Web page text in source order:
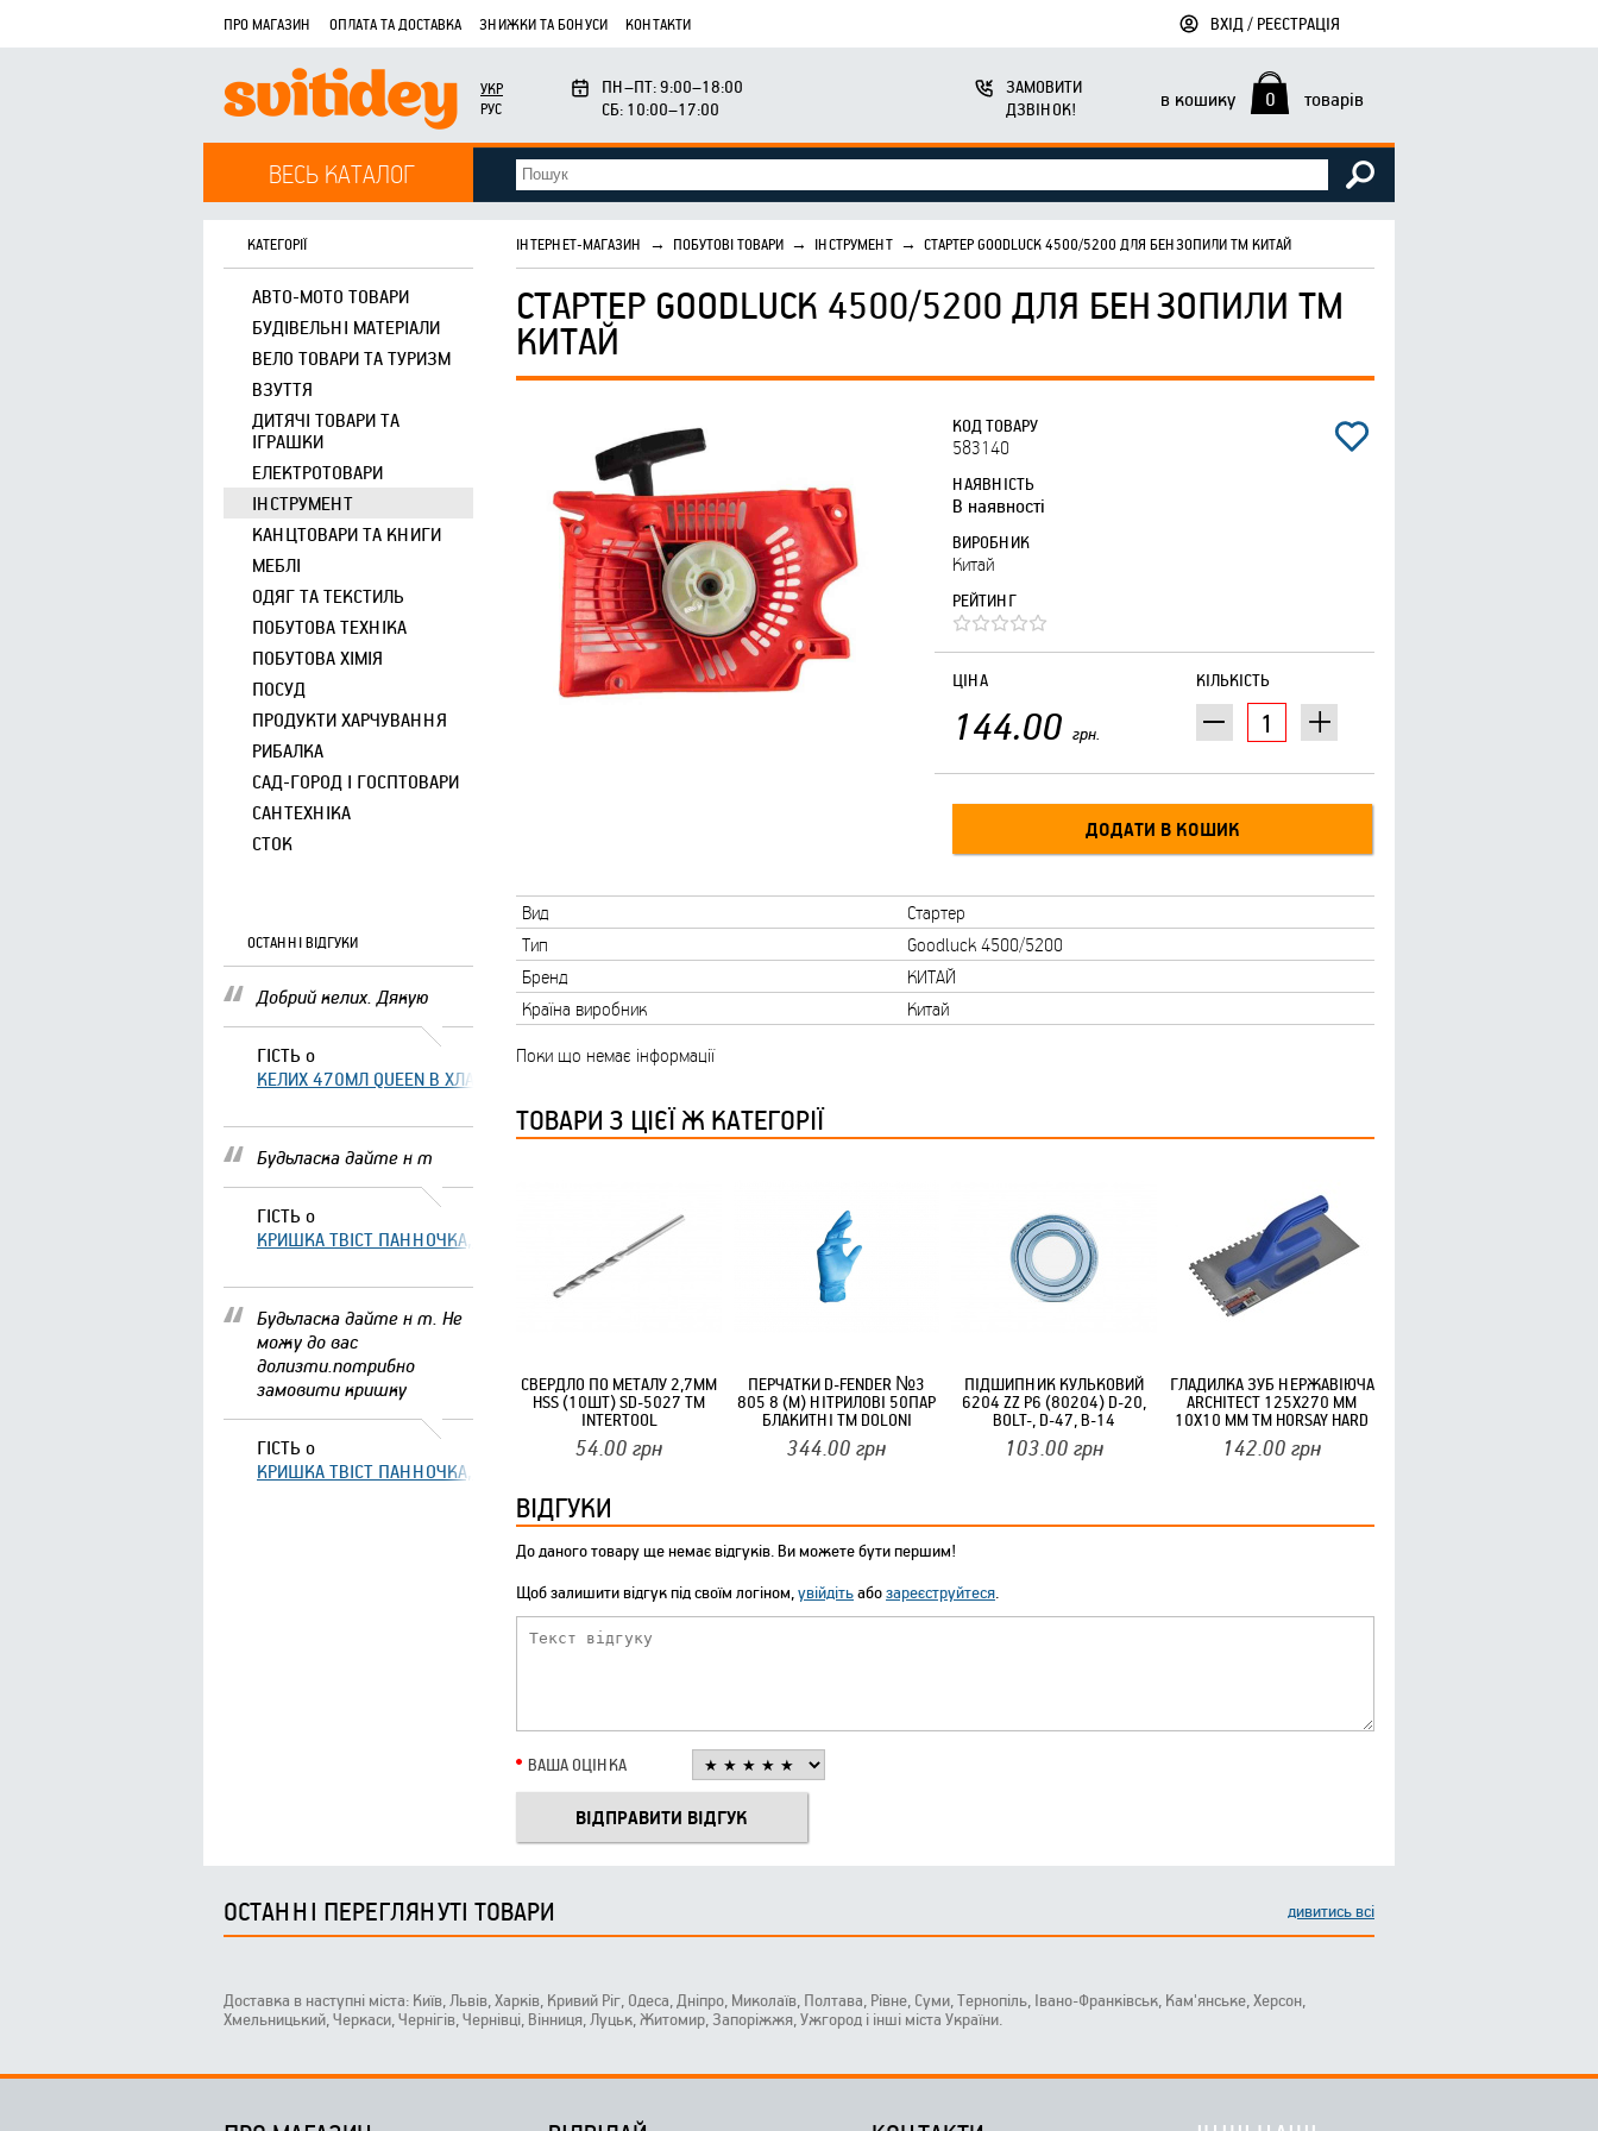
ПРО МАГАЗИН ОПЛАТА ТА ДОСТАВКА ЗНИЖКИ ТА БОНУСИ КОНТАКТИ ВХІД / РЕЄСТРАЦІЯ
УКР
РУС
ПН–ПТ: 9:00–18:00
СБ: 10:00–17:00
ЗАМОВИТИ
ДЗВІНОК!
в кошику 0 товарів
ВЕСЬ КАТАЛОГ
КАТЕГОРІЇ
АВТО-МОТО ТОВАРИ
БУДІВЕЛЬНІ МАТЕРІАЛИ
ВЕЛО ТОВАРИ ТА ТУРИЗМ
ВЗУТТЯ
ДИТЯЧІ ТОВАРИ ТА
ІГРАШКИ
ЕЛЕКТРОТОВАРИ
ІНСТРУМЕНТ
КАНЦТОВАРИ ТА КНИГИ
МЕБЛІ
ОДЯГ ТА ТЕКСТИЛЬ
ПОБУТОВА ТЕХНІКА
ПОБУТОВА ХІМІЯ
ПОСУД
ПРОДУКТИ ХАРЧУВАННЯ
РИБАЛКА
САД-ГОРОД І ГОСПТОВАРИ
САНТЕХНІКА
СТОК
ОСТАННІ ВІДГУКИ
Добрий келих. Дякую
ГІСТЬ о
КЕЛИХ 470МЛ QUEEN В ХЛАМІНГО ТМ FARGLASS
Будьласка дайте н т
ГІСТЬ о
КРИШКА ТВІСТ ПАННОЧКА, ЩО ЗАКРУЧУЄТЬСЯ КОТИКИ (20ШТ/УП) ОФФ 82 ПАННОЧКА
Будьласка дайте н т. Не
можу до вас
долизти.потрибно
замовити кришку
ГІСТЬ о
КРИШКА ТВІСТ ПАННОЧКА, ЩО ЗАКРУЧУЄТЬСЯ КОТИКИ (20ШТ/УП) ОФФ 82 ПАННОЧКА
ІНТЕРНЕТ-МАГАЗИН → ПОБУТОВІ ТОВАРИ → ІНСТРУМЕНТ → СТАРТЕР GOODLUCK 4500/5200 ДЛЯ БЕНЗОПИЛИ ТМ КИТАЙ
СТАРТЕР GOODLUCK 4500/5200 ДЛЯ БЕНЗОПИЛИ ТМ
КИТАЙ
КОД ТОВАРУ
583140
НАЯВНІСТЬ
В наявності
ВИРОБНИК
Китай
РЕЙТИНГ
КІЛЬКІСТЬ
ЦІНА
144.00 грн.
Вид
Стартер
Тип
Goodluck 4500/5200
Бренд
КИТАЙ
Країна виробник
Китай
Поки що немає інформації
ТОВАРИ З ЦІЄЇ Ж КАТЕГОРІЇ
СВЕРДЛО ПО МЕТАЛУ 2,7ММ
HSS (10ШТ) SD-5027 ТМ
INTERTOOL
54.00 грн
ПЕРЧАТКИ D-FENDER №3
805 8 (M) НІТРИЛОВІ 50ПАР
БЛАКИТНІ ТМ DOLONI
344.00 грн
ПІДШИПНИК КУЛЬКОВИЙ
6204 ZZ P6 (80204) D-20,
BOLT-, D-47, B-14
РАДІАЛЬНИЙ ТМ BBC-R
103.00 грн
ГЛАДИЛКА ЗУБ НЕРЖАВІЮЧА
ARCHITECT 125Х270 ММ
10Х10 ММ ТМ HORSAY HARD
142.00 грн
ВІДГУКИ
До даного товару ще немає відгуків. Ви можете бути першим!
Щоб залишити відгук під своїм логіном,увійдітьабозареєструйтеся.
ВАША ОЦІНКА
ОСТАННІ ПЕРЕГЛЯНУТІ ТОВАРИ дивитись всі
Доставка в наступні міста: Київ, Львів, Харків, Кривий Ріг, Одеса, Дніпро, Миколаїв, Полтава, Рівне, Суми, Тернопіль, Івано-Франківськ, Кам'янське, Херсон,
Хмельницький, Черкаси, Чернігів, Чернівці, Вінниця, Луцьк, Житомир, Запоріжжя, Ужгород і інші міста України.